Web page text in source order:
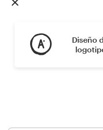
Diseño
Proyectos 1-1
Descubra la inspiración